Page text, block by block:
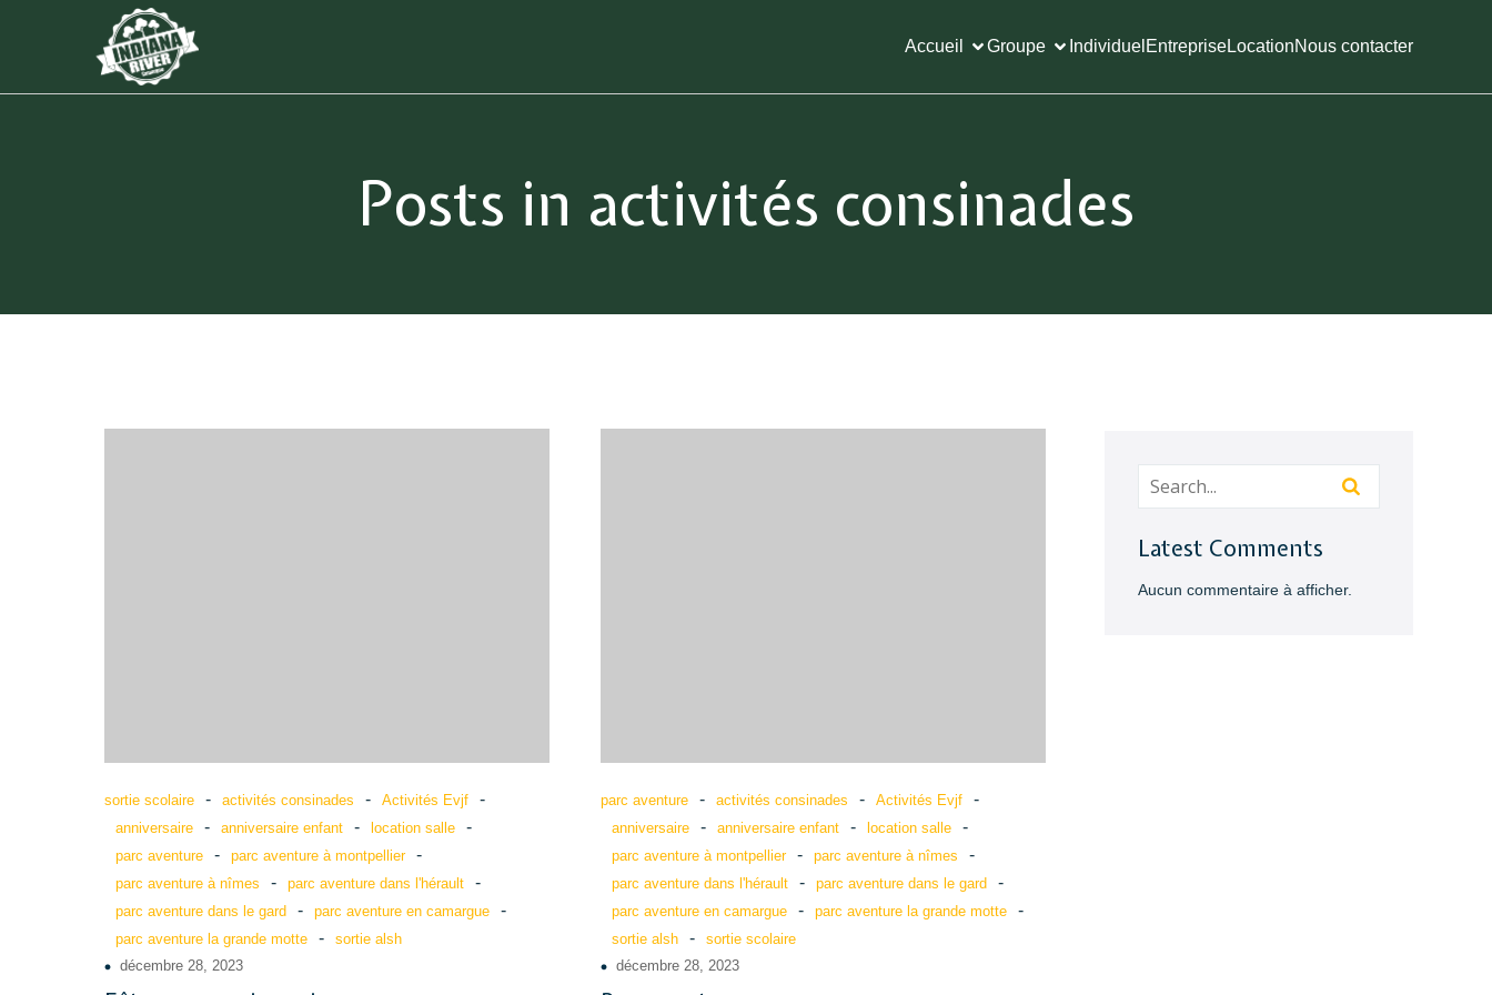
Accueil Groupe Individuel EntrepriseLocationNous contacter
Posts in activités consinades
sortie scolaire - activités consinades - Activités Evjf -
anniversaire - anniversaire enfant - location salle -
parc aventure - parc aventure à montpellier -
parc aventure à nîmes - parc aventure dans l'hérault -
parc aventure dans le gard - parc aventure en camargue -
parc aventure la grande motte -
sortie alsh
décembre 28, 2023
parc aventure - activités consinades - Activités Evjf -
anniversaire - anniversaire enfant - location salle -
parc aventure à montpellier - parc aventure à nîmes -
parc aventure dans l'hérault - parc aventure dans le gard -
parc aventure en camargue - parc aventure la grande motte -
sortie alsh -
sortie scolaire
décembre 28, 2023
Latest Comments
Aucun commentaire à afficher.